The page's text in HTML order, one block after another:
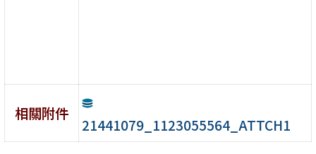
相關附件
21441079_1123055564_ATTCH1